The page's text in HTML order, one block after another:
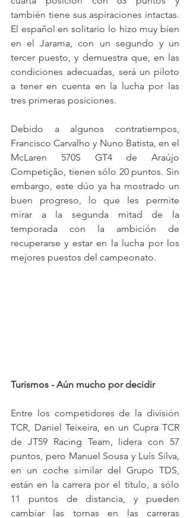
también tiene sus aspiraciones intactas.
El español en solitario lo hizo muy bien
en el Jarama, con un segundo y un
tercer puesto, y demuestra que, en las
condiciones adecuadas, será un piloto
a tener en cuenta en la lucha por las
tres primeras posiciones.
Debido a algunos contratiempos,
Francisco Carvalho y Nuno Batista, en el
McLaren 570S GT4 de Araújo
Competição, tienen sólo 20 puntos. Sin
embargo, este dúo ya ha mostrado un
buen progreso, lo que les permite
mirar a la segunda mitad de la
temporada con la ambición de
recuperarse y estar en la lucha por los
mejores puestos del campeonato.
Turismos - Aún mucho por decidir
Entre los competidores de la división
TCR, Daniel Teixeira, en un Cupra TCR
de JT59 Racing Team, lidera con 57
puntos, pero Manuel Sousa y Luís Silva,
en un coche similar del Grupo TDS,
están en la carrera por el título, a sólo
11 puntos de distancia, y pueden
cambiar las tornas en las carreras